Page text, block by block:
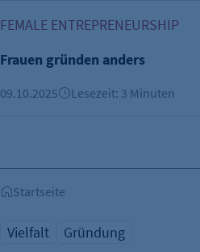
FEMALE ENTREPRENEURSHIP
Frauen gründen anders
09.10.2025 Lesezeit: 3 Minuten
Startseite
Vielfalt Gründung